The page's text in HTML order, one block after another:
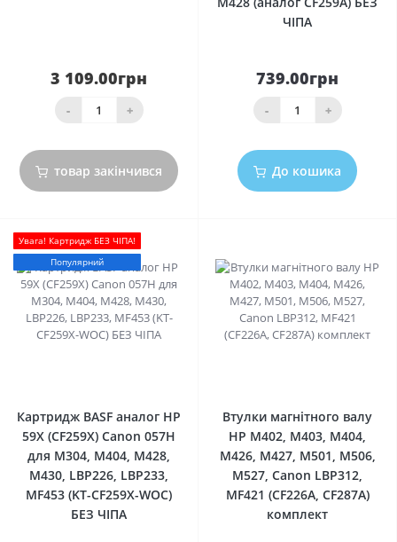
3 109.00грн
- +
товар закінчився
ЧІПА
739.00грн
- +
До кошика
Увага! Картридж БЕЗ ЧІПА!
Популярний
Картридж BASF аналог HP
59X (CF259X) Canon 057H
для M304, M404, M428,
M430, LBP226, LBP233,
MF453 (KT-CF259X-WOC)
БЕЗ ЧІПА
Втулки магнітного валу
HP M402, M403, M404,
M426, M427, M501, M506,
M527, Canon LBP312,
MF421 (CF226A, CF287A)
комплект